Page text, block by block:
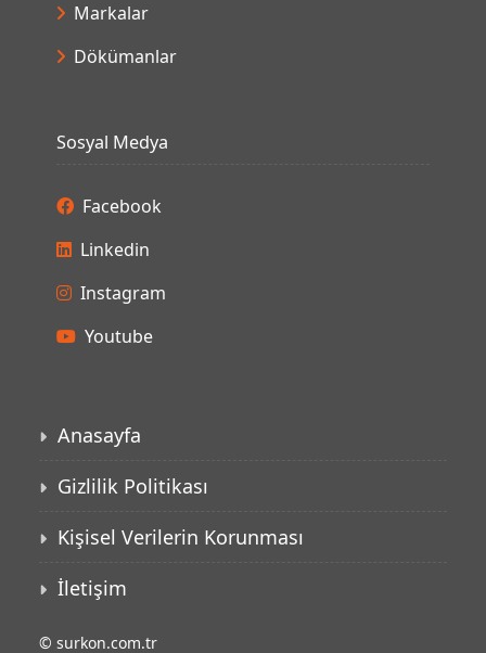
Markalar
Dökümanlar
Sosyal Medya
Facebook
Linkedin
Instagram
Youtube
Anasayfa
Gizlilik Politikası
Kişisel Verilerin Korunması
İletişim
© surkon.com.tr